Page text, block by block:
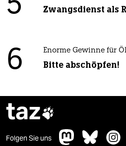
5 Zwangsdienst als
6 Enorme Gewinne für
Bitte abschöpfen!
taz
Folgen Sie uns